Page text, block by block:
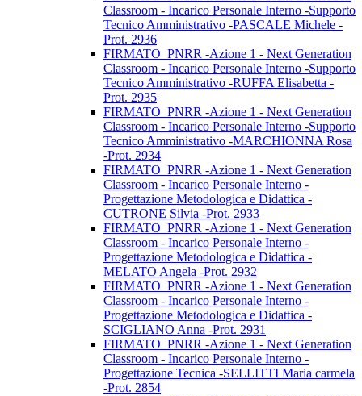
Classroom - Incarico Personale Interno -Supporto
Tecnico Amministrativo -PASCALE Michele -
Prot. 2936
FIRMATO_PNRR -Azione 1 - Next Generation
Classroom - Incarico Personale Interno -Supporto
Tecnico Amministrativo -RUFFA Elisabetta -
Prot. 2935
FIRMATO_PNRR -Azione 1 - Next Generation
Classroom - Incarico Personale Interno -Supporto
Tecnico Amministrativo -MARCHIONNA Rosa
-Prot. 2934
FIRMATO_PNRR -Azione 1 - Next Generation
Classroom - Incarico Personale Interno -
Progettazione Metodologica e Didattica -
CUTRONE Silvia -Prot. 2933
FIRMATO_PNRR -Azione 1 - Next Generation
Classroom - Incarico Personale Interno -
Progettazione Metodologica e Didattica -
MELATO Angela -Prot. 2932
FIRMATO_PNRR -Azione 1 - Next Generation
Classroom - Incarico Personale Interno -
Progettazione Metodologica e Didattica -
SCIGLIANO Anna -Prot. 2931
FIRMATO_PNRR -Azione 1 - Next Generation
Classroom - Incarico Personale Interno -
Progettazione Tecnica -SELLITTI Maria carmela
-Prot. 2854